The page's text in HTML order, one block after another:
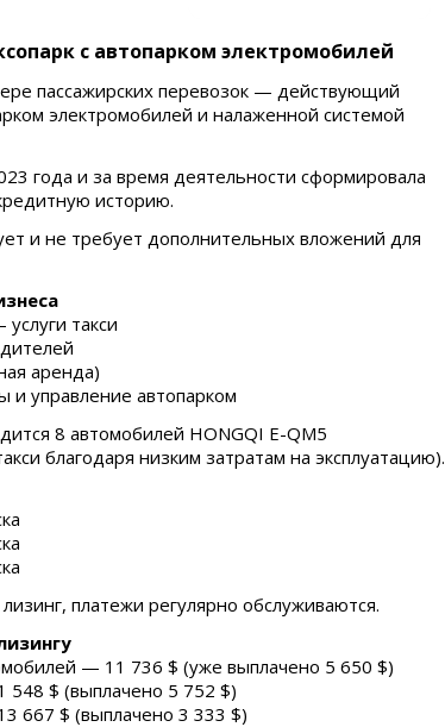
с автопарком электромобилей
пассажирских перевозок — действующий
электромобилей и налаженной системой
года и за время деятельности сформировала
историю.
и не требует дополнительных вложений для
такси
аренда)
и управление автопарком
8 автомобилей HONGQI E-QM5
благодаря низким затратам на эксплуатацию).
платежи регулярно обслуживаются.
— 11 736 $ (уже выплачено 5 650 $)
548 $ (выплачено 5 752 $)
667 $ (выплачено 3 333 $)